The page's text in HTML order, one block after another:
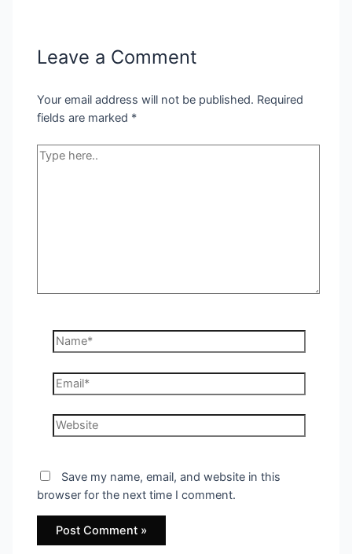
Leave a Comment
Your email address will not be published. Required
fields are marked *
Type
Name*
Email*
Website
Save my name, email, and website in this
browser for the next time I comment.